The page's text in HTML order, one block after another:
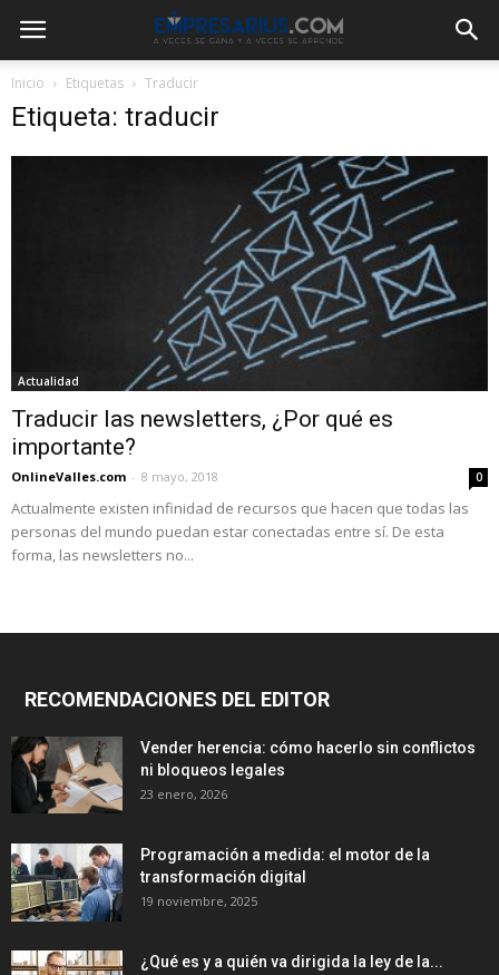
Inicio Etiquetas Traducir
Etiqueta: traducir
Actualidad
Traducir las newsletters, ¿Por qué es
importante?
OnlineValles.com - 8 mayo, 2018 0
Actualmente existen infinidad de recursos que hacen que todas las
personas del mundo puedan estar conectadas entre sí. De esta
forma, las newsletters no...
RECOMENDACIONES DEL EDITOR
Vender herencia: cómo hacerlo sin conflictos
ni bloqueos legales
23 enero, 2026
Programación a medida: el motor de la
transformación digital
19 noviembre, 2025
¿Qué es y a quién va dirigida la ley de la...